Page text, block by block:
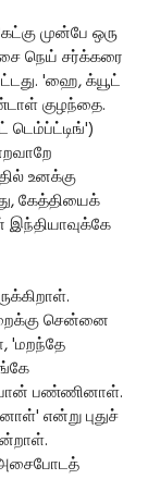
முன்பே ஒரு
நெய் சர்க்கரை
'ஹை, க்யூட்
குழந்தை.
உனக்கு
கேத்தியைக்
சென்னை
'மறந்தே
போன் பண்ணினாள்.
என்று புதுச்
அசைபோடத்